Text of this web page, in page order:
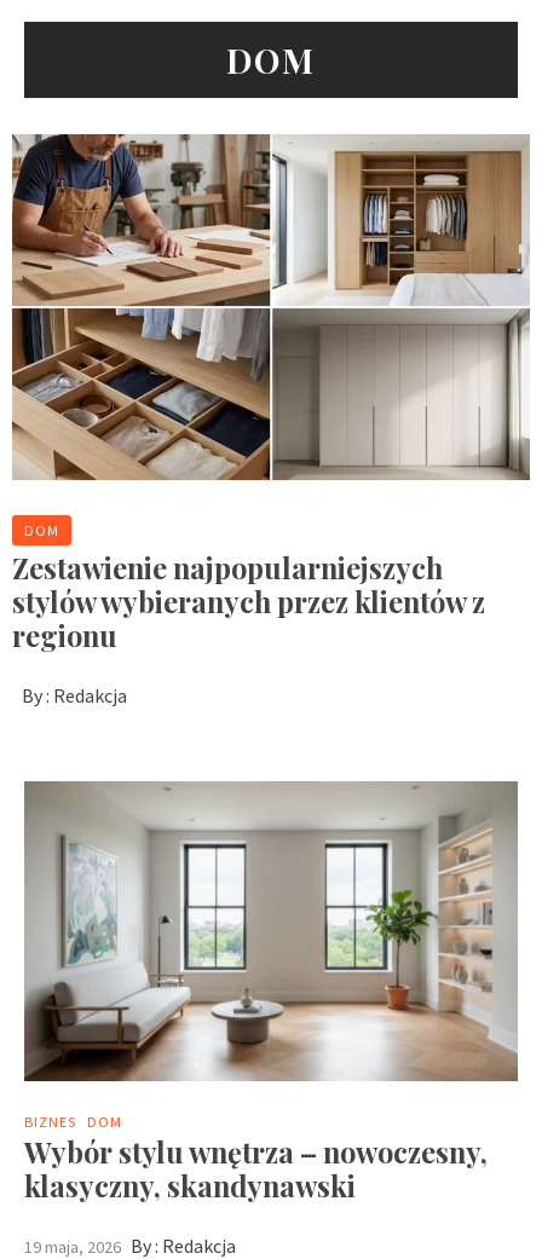
DOM
DOM
Zestawienie najpopularniejszych
stylów wybieranych przez klientów z
regionu
By : Redakcja
BIZNES DOM
Wybór stylu wnętrza – nowoczesny,
klasyczny, skandynawski
19 maja, 2026 By : Redakcja